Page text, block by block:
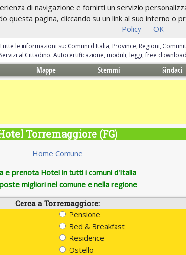
di navigazione e fornirti un servizio
questa pagina, cliccando su un link al suo interno o
Policy
OK
Tutte le informazioni su: Comuni d'Italia, Province, Regioni,
Servizi al Cittadino. Autocertificazione, moduli, leggi, free download
Mappe Stemmi Sindaci
Torremaggiore (FG)
Home Comune
e prenota Hotel in tutti i comuni d'Italia
migliori nel comune e nella regione
Cerca a Torremaggiore:
Pensione
Bed & Breakfast
Residence
Ostello